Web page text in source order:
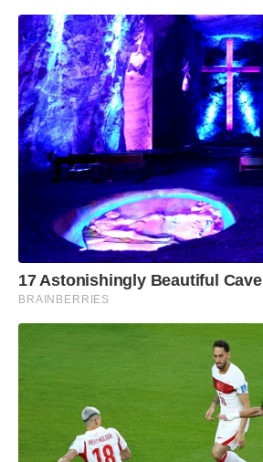
17 Astonishingly Beautiful
BRAINBERRIES